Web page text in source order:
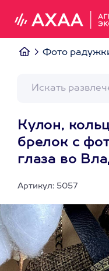
Фото
Кулон,
брелок с
глаза во
Артикул: 5057